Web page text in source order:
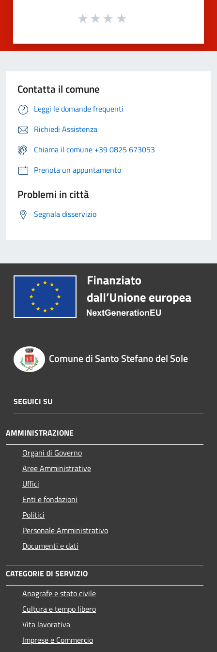
Contatta il comune
Leggi le domande frequenti
Richiedi Assistenza
Chiama il comune +39 0825 673053
Prenota un appuntamento
Problemi in città
Segnala disservizio
Comune di Santo Stefano del Sole
SEGUICI SU
AMMINISTRAZIONE
Organi di Governo
Aree Amministrative
Uffici
Enti e fondazioni
Politici
Personale Amministrativo
Documenti e dati
CATEGORIE DI SERVIZIO
Anagrafe e stato civile
Cultura e tempo libero
Vita lavorativa
Imprese e Commercio